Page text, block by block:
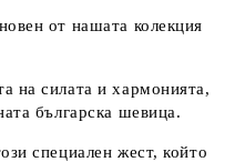
от нашата колекция
на силата и хармонията,
българска шевица.
специален жест, който